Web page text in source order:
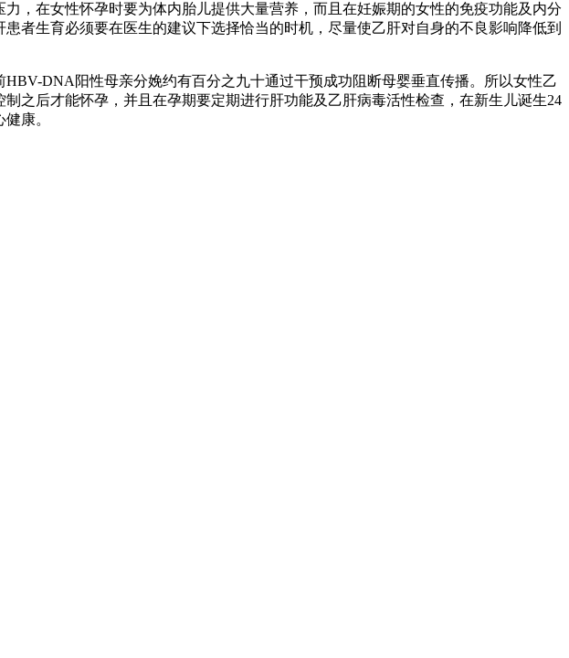
在女性怀孕时要为体内胎儿提供大量营养，而且在妊娠期的女性的免疫功能及内分
者生育必须要在医生的建议下选择恰当的时机，尽量使乙肝对自身的不良影响降低到
DNA阳性母亲分娩约有百分之九十通过干预成功阻断母婴垂直传播。所以女性乙
之后才能怀孕，并且在孕期要定期进行肝功能及乙肝病毒活性检查，在新生儿诞生24
康。